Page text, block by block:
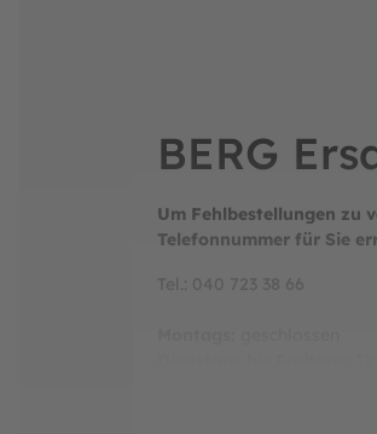
BERG
Um Fehlbestellungen zu
Telefonnummer für Sie
Tel.: 040 723 38 66